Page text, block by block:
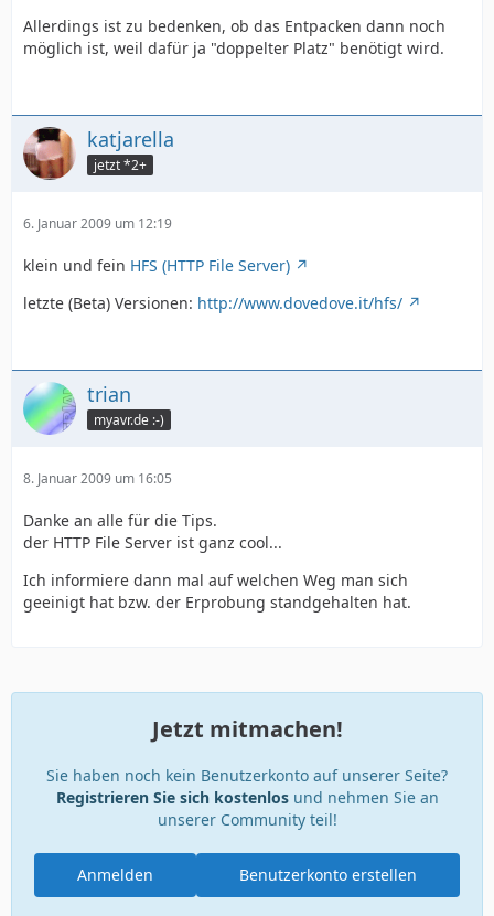
Allerdings ist zu bedenken, ob das Entpacken dann noch
möglich ist, weil dafür ja "doppelter Platz" benötigt wird.
katjarella
jetzt *2+
6. Januar 2009 um 12:19
klein und fein HFS (HTTP File Server)
letzte (Beta) Versionen: http://www.dovedove.it/hfs/
trian
myavr.de :-)
8. Januar 2009 um 16:05
Danke an alle für die Tips.
der HTTP File Server ist ganz cool...
Ich informiere dann mal auf welchen Weg man sich
geeinigt hat bzw. der Erprobung standgehalten hat.
Jetzt mitmachen!
Sie haben noch kein Benutzerkonto auf unserer Seite?
Registrieren Sie sich kostenlosund nehmen Sie an
unserer Community teil!
Benutzerkonto erstellen
Anmelden